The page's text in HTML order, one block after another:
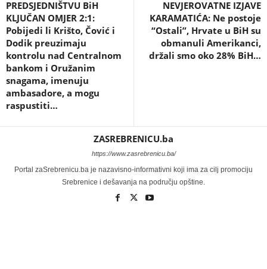
PREDSJEDNIŠTVU BiH
KLJUČAN OMJER 2:1:
Pobijedi li Krišto, Čović i
Dodik preuzimaju
kontrolu nad Centralnom
bankom i Oružanim
snagama, imenuju
ambasadore, a mogu
raspustiti…
NEVJEROVATNE IZJAVE
KARAMATIĆA: Ne postoje
“Ostali”, Hrvate u BiH su
obmanuli Amerikanci,
držali smo oko 28% BiH…
ZASREBRENICU.ba
https://www.zasrebrenicu.ba/
Portal zaSrebrenicu.ba je nazavisno-informativni koji ima za cilj promociju
Srebrenice i dešavanja na području opštine.